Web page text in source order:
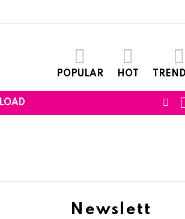
POPULAR HOT
Newslett